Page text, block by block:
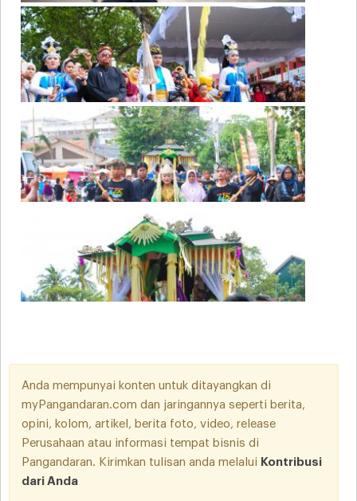
Anda mempunyai konten untuk ditayangkan di
myPangandaran.com dan jaringannya seperti berita,
opini, kolom, artikel, berita foto, video, release
Perusahaan atau informasi tempat bisnis di
Pangandaran. Kirimkan tulisan anda melalui Kontribusi
dari Anda